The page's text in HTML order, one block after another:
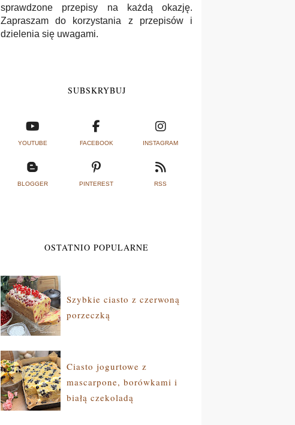
sprawdzone przepisy na każdą okazję.
Zapraszam do korzystania z przepisów i
dzielenia się uwagami.
SUBSKRYBUJ
YOUTUBE FACEBOOK INSTAGRAM
BLOGGER PINTEREST RSS
OSTATNIO POPULARNE
Szybkie ciasto z czerwoną
porzeczką
Ciasto jogurtowe z
mascarpone, borówkami i
białą czekoladą